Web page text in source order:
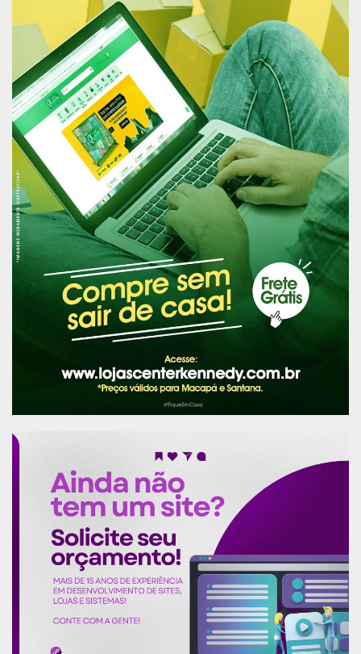
tornará um ponto de encontro para todas as
gerações, proporcionando lazer, educação e
fomento à economia local.
Além desta obra, a gestão municipal assinou, nas
últimas semanas, a ordem de serviço da Praça
Veiga Cabral e do Largo dos Inocentes,
reafirmando o compromisso com a
reestruturação do centro histórico da capital
amapaense.